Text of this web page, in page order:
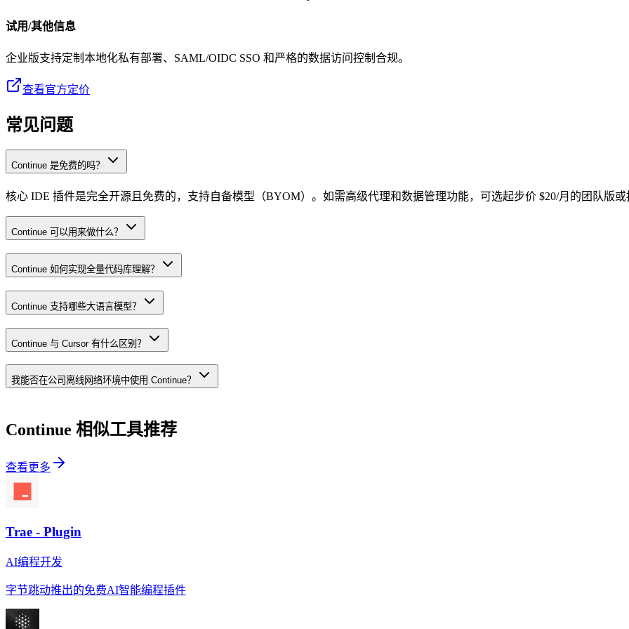
试用/其他信息
企业版支持定制本地化私有部署、SAML/OIDC SSO 和严格的数据访问控制合规。
查看官方定价
常见问题
Continue 是免费的吗？
核心 IDE 插件是完全开源且免费的，支持自备模型（BYOM）。如需高级代理和数据管理功能，可选起步价 $20/月的团队版或
Continue 可以用来做什么？
Continue 如何实现全量代码库理解？
Continue 支持哪些大语言模型？
Continue 与 Cursor 有什么区别？
我能否在公司离线网络环境中使用 Continue？
Continue 相似工具推荐
查看更多
Trae - Plugin
AI编程开发
字节跳动推出的免费AI智能编程插件